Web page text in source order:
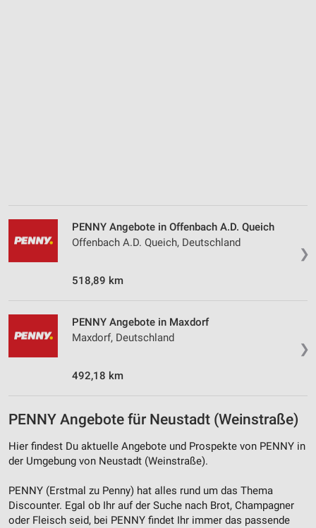
❯
PENNY Angebote in Offenbach A.D. Queich
Offenbach A.D. Queich, Deutschland
518,89 km
❯
PENNY Angebote in Maxdorf
Maxdorf, Deutschland
492,18 km
PENNY Angebote für Neustadt (Weinstraße)
Hier findest Du aktuelle Angebote und Prospekte von PENNY in
der Umgebung von Neustadt (Weinstraße).
PENNY (Erstmal zu Penny) hat alles rund um das Thema
Discounter. Egal ob Ihr auf der Suche nach Brot, Champagner
oder Fleisch seid, bei PENNY findet Ihr immer das passende
Verwendung genauer Standortdaten
Geräte anhand von aktiv angeforderten
Informationen identifizieren
Nicht-IAB-Verarbeitungszwecke:
Performance